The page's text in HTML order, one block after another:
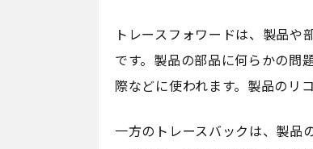
トレースフォワードは、製品
です。製品の部品に何らかの問
際などに使われます。製品のリ
一方のトレースバックは、製品